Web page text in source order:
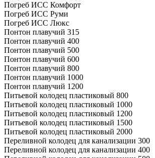
Погреб ИСС Комфорт
Погреб ИСС Руми
Погреб ИСС Люкс
Понтон плавучий 315
Понтон плавучий 400
Понтон плавучий 500
Понтон плавучий 600
Понтон плавучий 800
Понтон плавучий 1000
Понтон плавучий 1200
Питьевой колодец пластиковый 800
Питьевой колодец пластиковый 1000
Питьевой колодец пластиковый 1200
Питьевой колодец пластиковый 1500
Питьевой колодец пластиковый 2000
Переливной колодец для канализации 300
Переливной колодец для канализации 400